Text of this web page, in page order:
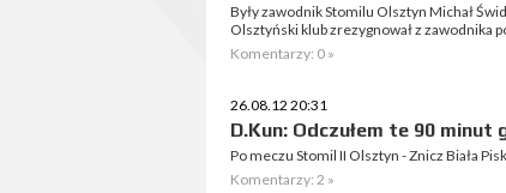
Były zawodnik Stomilu Olsztyn Michał
Olsztyński klub zrezygnował z zawodnika
Komentarzy: 0 »
26.08.12 20:31
D.Kun: Odczułem te 90 minut
Po meczu Stomil II Olsztyn - Znicz Biała
Komentarzy: 2 »